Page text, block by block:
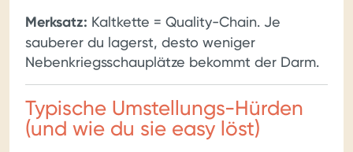
Merksatz: Kaltkette = Quality-Chain. Je
sauberer du lagerst, desto weniger
Nebenkriegsschauplätze bekommt der Darm.
Typische Umstellungs-Hürden
(und wie du sie easy löst)